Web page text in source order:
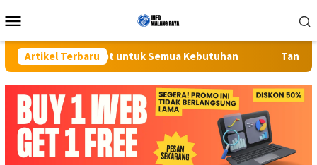
ke
Mobile
Artikel Terbaru
Screenshot untuk Semua Kebutuhan Tangis Pecah di